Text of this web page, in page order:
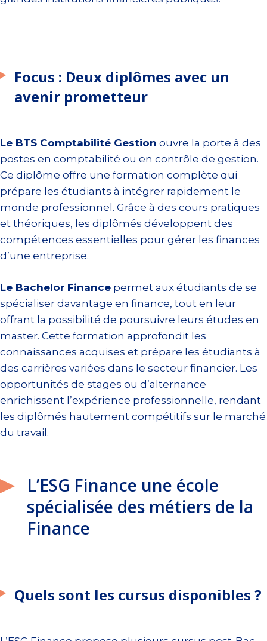
Focus : Deux diplômes avec un
avenir prometteur
Le BTS Comptabilité Gestion ouvre la porte à des
postes en comptabilité ou en contrôle de gestion.
Ce diplôme offre une formation complète qui
prépare les étudiants à intégrer rapidement le
monde professionnel. Grâce à des cours pratiques
et théoriques, les diplômés développent des
compétences essentielles pour gérer les finances
d’une entreprise.
Le Bachelor Finance permet aux étudiants de se
spécialiser davantage en finance, tout en leur
offrant la possibilité de poursuivre leurs études en
master. Cette formation approfondit les
connaissances acquises et prépare les étudiants à
des carrières variées dans le secteur financier. Les
opportunités de stages ou d’alternance
enrichissent l’expérience professionnelle, rendant
les diplômés hautement compétitifs sur le marché
du travail.
L’ESG Finance une école
spécialisée des métiers de la
Finance
Quels sont les cursus disponibles ?